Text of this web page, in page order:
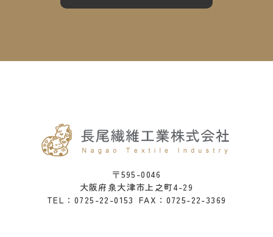
〒595-0046
大阪府泉大津市上之町4-29
TEL： 0725-22-0153 FAX：0725-22-3369